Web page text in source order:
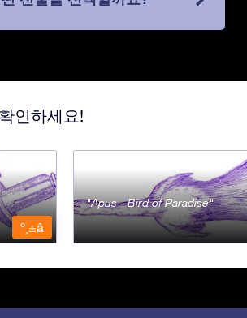
인하세요!
º¸±â
Apus - Bird of Paradise